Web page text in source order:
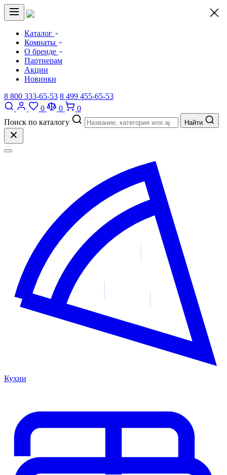
Каталог
Комнаты
О бренде
Партнерам
Акции
Новинки
8 800 333-65-53 8 499 455-65-53
0
0
0
Поиск по каталогу
Найти
Кухни
×